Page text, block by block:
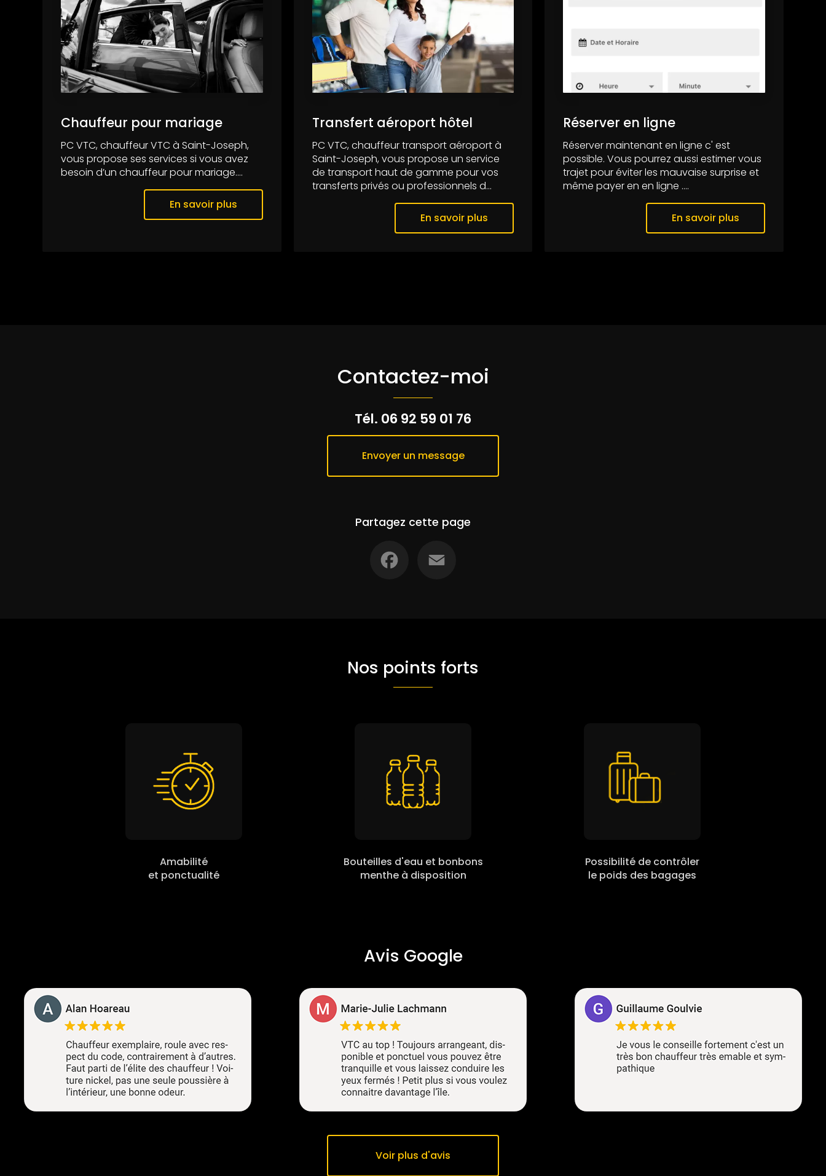
Chauffeur pour mariage
PC VTC, chauffeur VTC à Saint-Joseph,
vous propose ses services si vous avez
besoin d’un chauffeur pour mariage....
En savoir plus
Transfert aéroport hôtel
PC VTC, chauffeur transport aéroport à
Saint-Joseph, vous propose un service
de transport haut de gamme pour vos
transferts privés ou professionnels d...
En savoir plus
Réserver en ligne
Réserver maintenant en ligne c' est
possible. Vous pourrez aussi estimer vous
trajet pour éviter les mauvaise surprise et
même payer en en ligne ....
En savoir plus
Contactez-moi
Tél. 06 92 59 01 76
Envoyer un message
Partagez cette page
Nos points forts
Amabilité
et ponctualité
Bouteilles d'eau et bonbons
menthe à disposition
Possibilité de contrôler
le poids des bagages
Avis Google
Voir plus d'avis